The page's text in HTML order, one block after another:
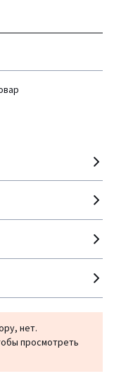
всем
нет.
просмотреть